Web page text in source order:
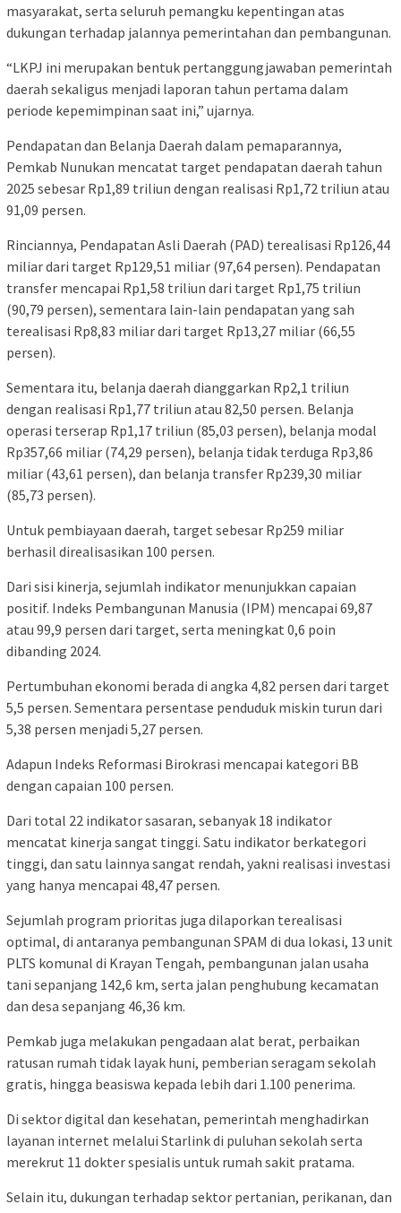
masyarakat, serta seluruh pemangku kepentingan atas
dukungan terhadap jalannya pemerintahan dan pembangunan.
“LKPJ ini merupakan bentuk pertanggungjawaban pemerintah
daerah sekaligus menjadi laporan tahun pertama dalam
periode kepemimpinan saat ini,” ujarnya.
Pendapatan dan Belanja Daerah dalam pemaparannya,
Pemkab Nunukan mencatat target pendapatan daerah tahun
2025 sebesar Rp1,89 triliun dengan realisasi Rp1,72 triliun atau
91,09 persen.
Rinciannya, Pendapatan Asli Daerah (PAD) terealisasi Rp126,44
miliar dari target Rp129,51 miliar (97,64 persen). Pendapatan
transfer mencapai Rp1,58 triliun dari target Rp1,75 triliun
(90,79 persen), sementara lain-lain pendapatan yang sah
terealisasi Rp8,83 miliar dari target Rp13,27 miliar (66,55
persen).
Sementara itu, belanja daerah dianggarkan Rp2,1 triliun
dengan realisasi Rp1,77 triliun atau 82,50 persen. Belanja
operasi terserap Rp1,17 triliun (85,03 persen), belanja modal
Rp357,66 miliar (74,29 persen), belanja tidak terduga Rp3,86
miliar (43,61 persen), dan belanja transfer Rp239,30 miliar
(85,73 persen).
Untuk pembiayaan daerah, target sebesar Rp259 miliar
berhasil direalisasikan 100 persen.
Dari sisi kinerja, sejumlah indikator menunjukkan capaian
positif. Indeks Pembangunan Manusia (IPM) mencapai 69,87
atau 99,9 persen dari target, serta meningkat 0,6 poin
dibanding 2024.
Pertumbuhan ekonomi berada di angka 4,82 persen dari target
5,5 persen. Sementara persentase penduduk miskin turun dari
5,38 persen menjadi 5,27 persen.
Adapun Indeks Reformasi Birokrasi mencapai kategori BB
dengan capaian 100 persen.
Dari total 22 indikator sasaran, sebanyak 18 indikator
mencatat kinerja sangat tinggi. Satu indikator berkategori
tinggi, dan satu lainnya sangat rendah, yakni realisasi investasi
yang hanya mencapai 48,47 persen.
Sejumlah program prioritas juga dilaporkan terealisasi
optimal, di antaranya pembangunan SPAM di dua lokasi, 13 unit
PLTS komunal di Krayan Tengah, pembangunan jalan usaha
tani sepanjang 142,6 km, serta jalan penghubung kecamatan
dan desa sepanjang 46,36 km.
Pemkab juga melakukan pengadaan alat berat, perbaikan
ratusan rumah tidak layak huni, pemberian seragam sekolah
gratis, hingga beasiswa kepada lebih dari 1.100 penerima.
Di sektor digital dan kesehatan, pemerintah menghadirkan
layanan internet melalui Starlink di puluhan sekolah serta
merekrut 11 dokter spesialis untuk rumah sakit pratama.
Selain itu, dukungan terhadap sektor pertanian, perikanan, dan